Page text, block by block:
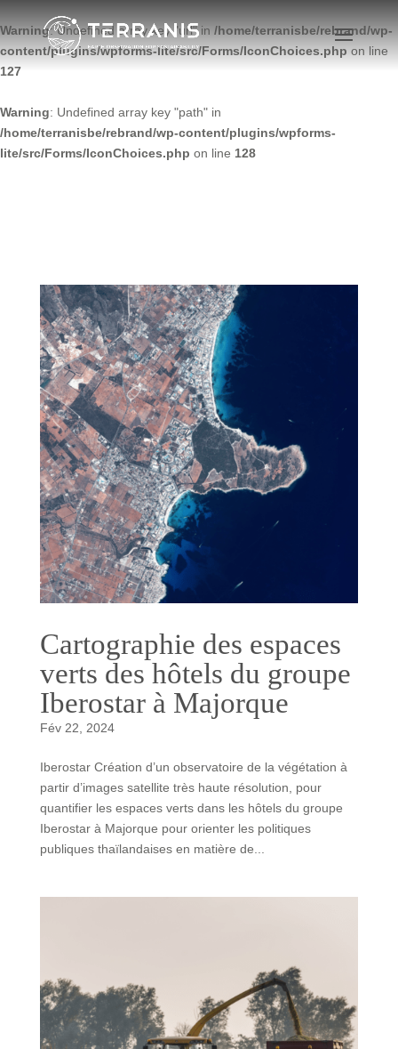
Warning: Undefined array key "url" in /home/terranisbe/rebrand/wp-
content/plugins/wpforms-lite/src/Forms/IconChoices.php on line
127
Warning: Undefined array key "path" in
/home/terranisbe/rebrand/wp-content/plugins/wpforms-
lite/src/Forms/IconChoices.php on line 128
Cartographie des espaces
verts des hôtels du groupe
Iberostar à Majorque
Fév 22, 2024
Iberostar Création d’un observatoire de la végétation à
partir d’images satellite très haute résolution, pour
quantifier les espaces verts dans les hôtels du groupe
Iberostar à Majorque pour orienter les politiques
publiques thaïlandaises en matière de...